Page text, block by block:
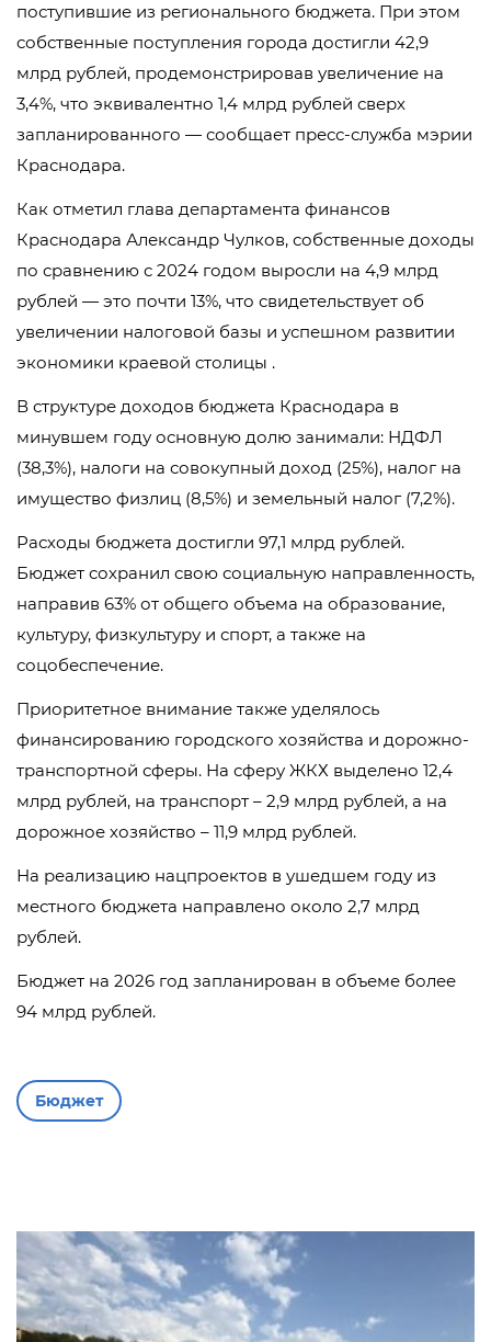
поступившие из регионального бюджета. При этом
собственные поступления города достигли 42,9
млрд рублей, продемонстрировав увеличение на
3,4%, что эквивалентно 1,4 млрд рублей сверх
запланированного — сообщает пресс-служба мэрии
Краснодара.
Как отметил глава департамента финансов
Краснодара Александр Чулков, собственные доходы
по сравнению с 2024 годом выросли на 4,9 млрд
рублей — это почти 13%, что свидетельствует об
увеличении налоговой базы и успешном развитии
экономики краевой столицы .
В структуре доходов бюджета Краснодара в
минувшем году основную долю занимали: НДФЛ
(38,3%), налоги на совокупный доход (25%), налог на
имущество физлиц (8,5%) и земельный налог (7,2%).
Расходы бюджета достигли 97,1 млрд рублей.
Бюджет сохранил свою социальную направленность,
направив 63% от общего объема на образование,
культуру, физкультуру и спорт, а также на
соцобеспечение.
Приоритетное внимание также уделялось
финансированию городского хозяйства и дорожно-
транспортной сферы. На сферу ЖКХ выделено 12,4
млрд рублей, на транспорт – 2,9 млрд рублей, а на
дорожное хозяйство – 11,9 млрд рублей.
На реализацию нацпроектов в ушедшем году из
местного бюджета направлено около 2,7 млрд
рублей.
Бюджет на 2026 год запланирован в объеме более
94 млрд рублей.
Бюджет